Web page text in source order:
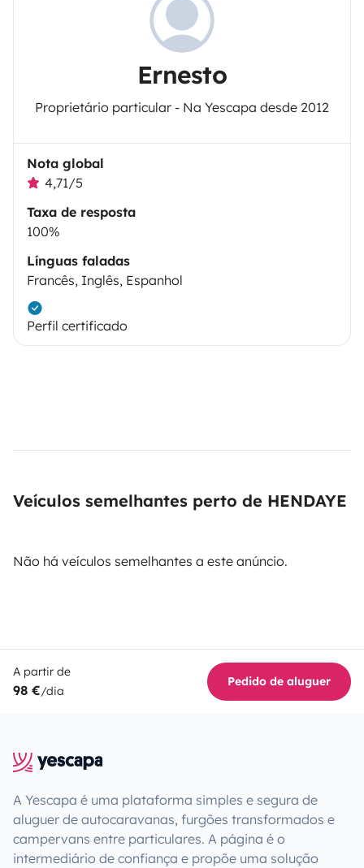
Ernesto
Proprietário particular - Na Yescapa desde 2012
Nota global
4,71/5
Taxa de resposta
100%
Línguas faladas
Francês, Inglês, Espanhol
Perfil certificado
Veículos semelhantes perto de HENDAYE
Não há veículos semelhantes a este anúncio.
A partir de
98 €/dia
Pedido de aluguer
A Yescapa é uma plataforma simples e segura de
aluguer de autocaravanas, furgões transformados e
campervans entre particulares. A página é o
intermediário de confiança e propõe uma solução